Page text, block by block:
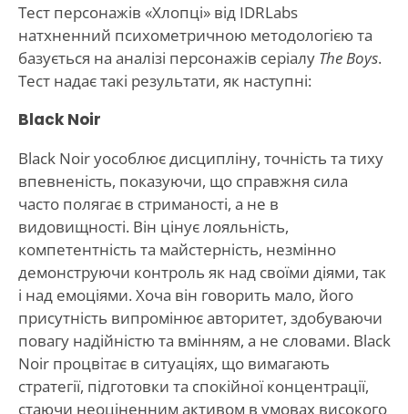
Тест персонажів «Хлопці» від IDRLabs
натхненний психометричною методологією та
базується на аналізі персонажів серіалу The Boys.
Тест надає такі результати, як наступні:
Black Noir
Black Noir уособлює дисципліну, точність та тиху
впевненість, показуючи, що справжня сила
часто полягає в стриманості, а не в
видовищності. Він цінує лояльність,
компетентність та майстерність, незмінно
демонструючи контроль як над своїми діями, так
і над емоціями. Хоча він говорить мало, його
присутність випромінює авторитет, здобуваючи
повагу надійністю та вмінням, а не словами. Black
Noir процвітає в ситуаціях, що вимагають
стратегії, підготовки та спокійної концентрації,
стаючи неоціненним активом в умовах високого